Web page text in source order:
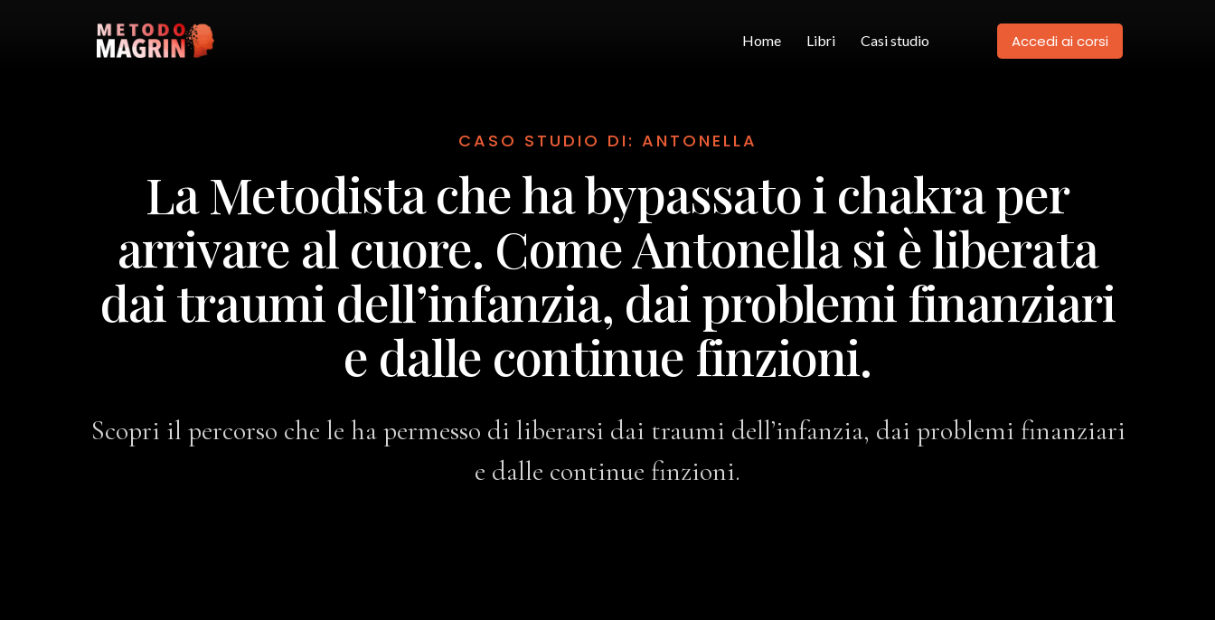
Home Libri Casi studio Accedi ai corsi
CASO STUDIO DI: ANTONELLA
La Metodista che ha bypassato i chakra per
arrivare al cuore. Come Antonella si è liberata
dai traumi dell’infanzia, dai problemi finanziari
e dalle continue finzioni.
Scopri il percorso che le ha permesso di liberarsi dai traumi dell’infanzia, dai problemi finanziari
e dalle continue finzioni.